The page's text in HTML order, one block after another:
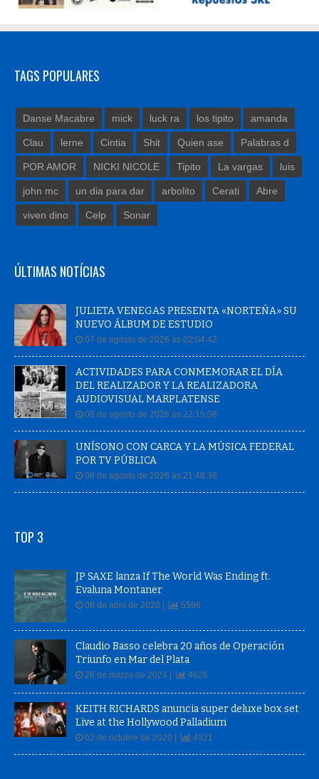
TAGS POPULARES
Danse Macabre mick luck ra los tipito amanda
Clau lerne Cintia Shit Quien ase Palabras d
POR AMOR NICKI NICOLE Tipito La vargas luis
john mc un dia para dar arbolito Cerati Abre
viven dino Celp Sonar
ÚLTIMAS NOTÍCIAS
JULIETA VENEGAS PRESENTA «NORTEÑA» SU
NUEVO ÁLBUM DE ESTUDIO
07 de agosto de 2026 às 02:04:42
ACTIVIDADES PARA CONMEMORAR EL DÍA
DEL REALIZADOR Y LA REALIZADORA
AUDIOVISUAL MARPLATENSE
06 de agosto de 2026 às 22:15:06
UNÍSONO CON CARCA Y LA MÚSICA FEDERAL
POR TV PÚBLICA
06 de agosto de 2026 às 21:48:38
TOP 3
JP SAXE lanza If The World Was Ending ft.
Evaluna Montaner
08 de abril de 2020 | 5596
Claudio Basso celebra 20 años de Operación
Triunfo en Mar del Plata
26 de marzo de 2024 | 4626
KEITH RICHARDS anuncia super deluxe box set
Live at the Hollywood Palladium
02 de octubre de 2020 | 4321